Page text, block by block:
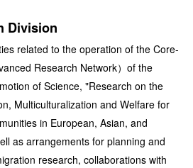
Division
related to the operation of the Core-
Research Network）of the
of Science, "Research on the
Multiculturalization and Welfare for
in European, Asian, and
as arrangements for planning and
research, collaborations with